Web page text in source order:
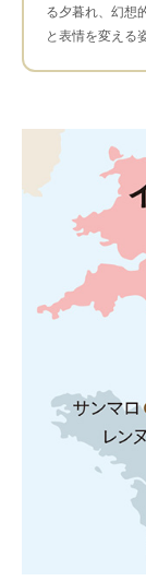
る夕暮れ、幻想
と表情を変える